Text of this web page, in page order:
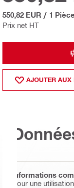
Prix net HT
550,82 EUR / 1
AJOUTER AUX
Informations
Pour une